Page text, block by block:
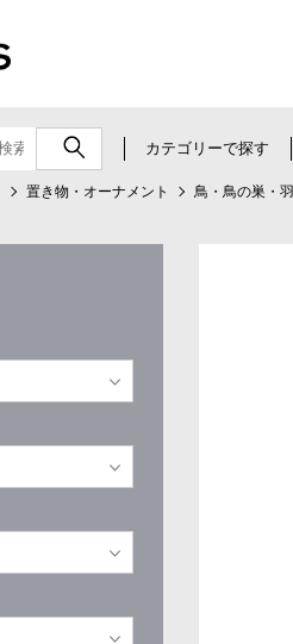
カテゴリーで探す
置き物・オーナメント 鳥・鳥の巣・羽